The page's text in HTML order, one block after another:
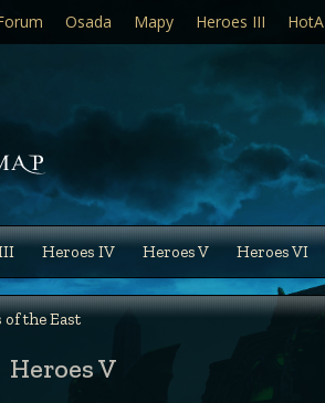
Heroes IV Heroes V Heroes VI
of the East
Heroes V
Osada Mapy Heroes III HotA